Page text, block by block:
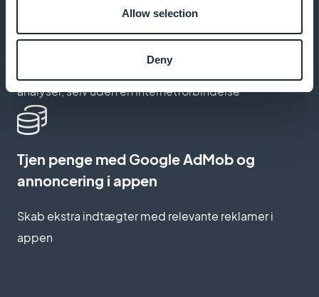
Allow selection
Deny
Tilbyde en offline-tilstand til konsultation
uden forbindelse
Gør det muligt for eleverne at få adgang til tekster og
analyser, selv uden en internetforbindelse
Tjen penge med Google AdMob og
annoncering i appen
Skab ekstra indtægter med relevante reklamer i
appen